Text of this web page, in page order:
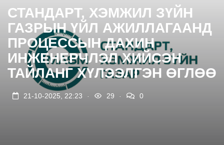
СТАНДАРТ, ХЭМЖИЛ ЗҮЙН
ГАЗРЫН ҮЙЛ АЖИЛЛАГААНД
ПРОЦЕССЫН ДАХИН
ИНЖЕНЕРЧЛЭЛ ХИЙСЭН
ТАЙЛАНГ ХҮЛЭЭЛГЭН ӨГЛӨӨ
21-10-2025, 22:23 29 0